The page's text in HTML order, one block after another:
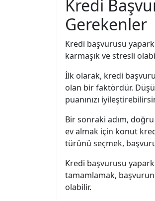
Kredi
Gerekenler
Kredi başvurusu
karmaşık ve stresli
İlk olarak, kredi
olan bir faktördür.
puanınızı
Bir sonraki adım,
ev almak için konut
türünü seçmek,
Kredi başvurusu
tamamlamak,
olabilir.